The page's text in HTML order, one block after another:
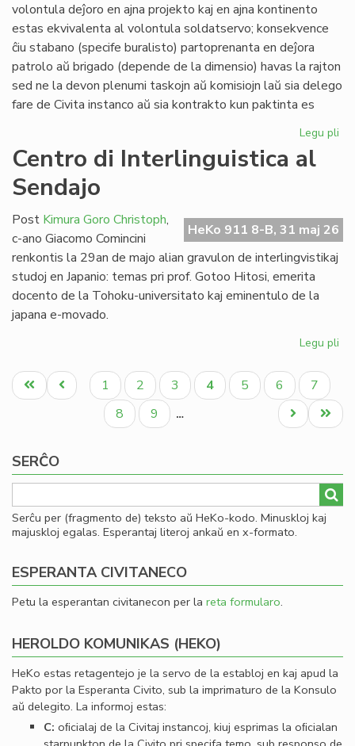
volontula deĵoro en ajna projekto kaj en ajna kontinento
estas ekvivalenta al volontula soldatservo; konsekvence
ĉiu stabano (specife buralisto) partoprenanta en deĵora
patrolo aŭ brigado (depende de la dimensio) havas la rajton
sed ne la devon plenumi taskojn aŭ komisiojn laŭ sia delego
fare de Civita instanco aŭ sia kontrakto kun paktinta es
Legu pli
de
Centro di Interlinguistica al
Sendajo
HeKo 911 8-B, 31 maj 26
Post Kimura Goro Christoph,
c-ano Giacomo Comincini
renkontis la 29an de majo alian gravulon de interlingvistikaj
studoj en Japanio: temas pri prof. Gotoo Hitosi, emerita
docento de la Tohoku-universitato kaj eminentulo de la
japana e-movado.
Legu pli
al
Pagination
Unua
paĝo
Antaŭa
paĝo
Paĝo
1 Paĝo
2 Paĝo
3
Aktuala
paĝo
4 Paĝo
5 Paĝo
6 Paĝo
7
Paĝo
8 Paĝo
9 …
Last
page
Next
page
SERĈO
Serĉu per (fragmento de) teksto aŭ HeKo-kodo. Minuskloj kaj
majuskloj egalas. Esperantaj literoj ankaŭ en x-formato.
ESPERANTA CIVITANECO
Petu la esperantan civitanecon per la reta formularo.
HEROLDO KOMUNIKAS (HEKO)
HeKo estas retagentejo je la servo de la establoj en kaj apud la
Pakto por la Esperanta Civito, sub la imprimaturo de la Konsulo
aŭ delegito. La informoj estas:
C: oﬁcialaj de la Civitaj instancoj, kiuj esprimas la oﬁcialan